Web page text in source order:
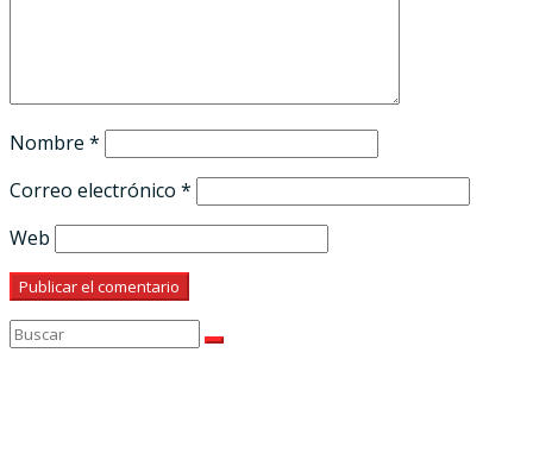
Nombre *
Correo electrónico *
Web